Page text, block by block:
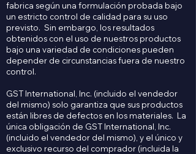
fabrica según una formulación probada bajo
un estricto control de calidad para su uso
previsto. Sin embargo, los resultados
obtenidos con el uso de nuestros productos
bajo una variedad de condiciones pueden
depender de circunstancias fuera de nuestro
control.
GST International, Inc. (incluido el vendedor
del mismo) solo garantiza que sus productos
están libres de defectos en los materiales. La
única obligación de GST International, Inc.
(incluido el vendedor del mismo), y el único y
exclusivo recurso del comprador (incluida la